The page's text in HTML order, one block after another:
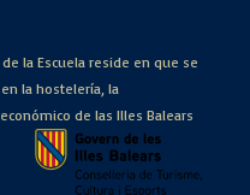
la Escuela reside en que se
la hostelería, la
de las Illes Balears